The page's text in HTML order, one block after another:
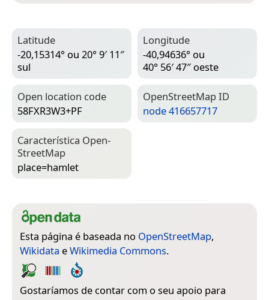
Latitude
-20,15314° ou 20° 9′ 11″
sul
Longitude
-40,94636° ou
40° 56′ 47″ oeste
Open location code
58FXR3W3+PF
Open­Street­Map ID
node 416657717
Característica Open­
Street­Map
place=­hamlet
Esta página é baseada no OpenStreetMap,
Wikidata eWikimedia Commons.
Gostaríamos de contar com o seu apoio para